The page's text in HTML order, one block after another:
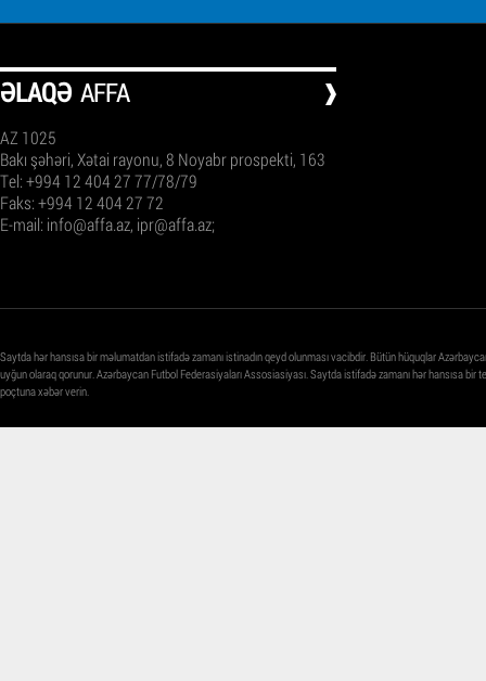
ƏLAQƏ AFFA
AZ 1025
Bakı şəhəri, Xətai rayonu, 8 Noyabr prospekti, 163
Tel: +994 12 404 27 77/78/79
Faks: +994 12 404 27 72
E-mail: info@affa.az, ipr@affa.az;
Saytda hər hansısa bir məlumatdan istifadə zamanı istinadın qeyd olunması vacibdir. Bütün hüquqlar
uyğun olaraq qorunur. Azərbaycan Futbol Federasiyaları Assosiasiyası. Saytda istifadə zamanı hər hansısa
poçtuna xəbər verin.